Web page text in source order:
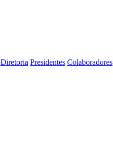
Diretoria Presidentes Colaboradores